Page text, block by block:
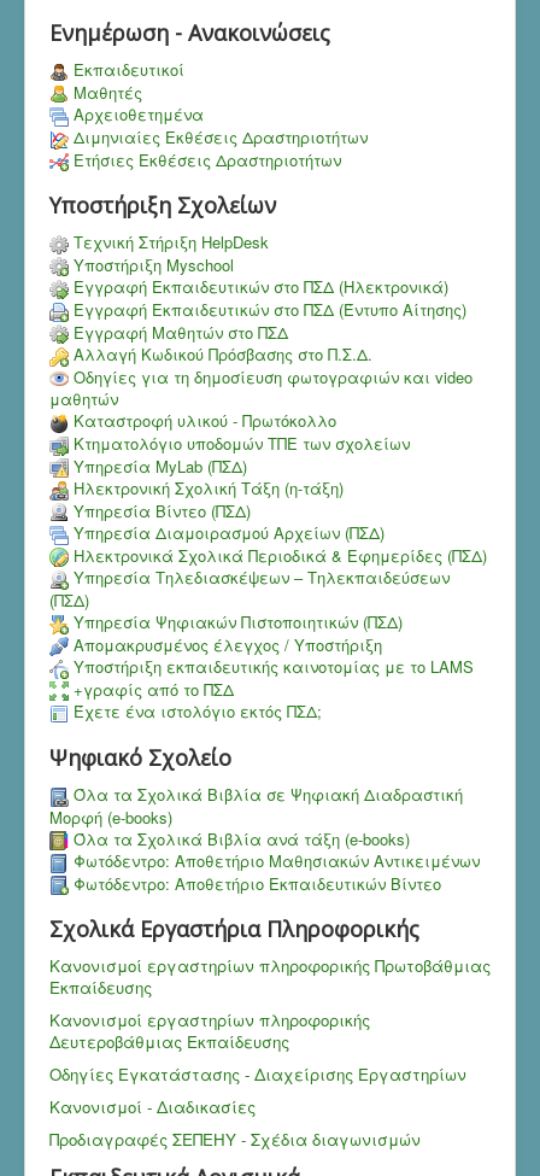
Ενημέρωση - Ανακοινώσεις
Εκπαιδευτικοί
Μαθητές
Αρχειοθετημένα
Διμηνιαίες Εκθέσεις Δραστηριοτήτων
Ετήσιες Εκθέσεις Δραστηριοτήτων
Υποστήριξη Σχολείων
Τεχνική Στήριξη HelpDesk
Υποστήριξη Myschool
Εγγραφή Εκπαιδευτικών στο ΠΣΔ (Ηλεκτρονικά)
Εγγραφή Εκπαιδευτικών στο ΠΣΔ (Έντυπο Αίτησης)
Εγγραφή Μαθητών στο ΠΣΔ
Αλλαγή Κωδικού Πρόσβασης στο Π.Σ.Δ.
Οδηγίες για τη δημοσίευση φωτογραφιών και video
μαθητών
Καταστροφή υλικού - Πρωτόκολλο
Κτηματολόγιο υποδομών ΤΠΕ των σχολείων
Υπηρεσία MyLab (ΠΣΔ)
Ηλεκτρονική Σχολική Τάξη (η-τάξη)
Υπηρεσία Bίντεο (ΠΣΔ)
Υπηρεσία Διαμοιρασμού Αρχείων (ΠΣΔ)
Ηλεκτρονικά Σχολικά Περιοδικά & Εφημερίδες (ΠΣΔ)
Υπηρεσία Τηλεδιασκέψεων – Τηλεκπαιδεύσεων
(ΠΣΔ)
Υπηρεσία Ψηφιακών Πιστοποιητικών (ΠΣΔ)
Aπομακρυσμένος έλεγχος / Υποστήριξη
Υποστήριξη εκπαιδευτικής καινοτομίας με το LAMS
+γραφίς από το ΠΣΔ
Έχετε ένα ιστολόγιο εκτός ΠΣΔ;
Ψηφιακό Σχολείο
Όλα τα Σχολικά Βιβλία σε Ψηφιακή Διαδραστική
Μορφή (e-books)
Όλα τα Σχολικά Βιβλία ανά τάξη (e-books)
Φωτόδεντρο: Αποθετήριο Μαθησιακών Αντικειμένων
Φωτόδεντρο: Αποθετήριο Εκπαιδευτικών Βίντεο
Σχολικά Εργαστήρια Πληροφορικής
Κανονισμοί εργαστηρίων πληροφορικής Πρωτοβάθμιας
Εκπαίδευσης
Κανονισμοί εργαστηρίων πληροφορικής
Δευτεροβάθμιας Εκπαίδευσης
Οδηγίες Εγκατάστασης - Διαχείρισης Εργαστηρίων
Κανονισμοί - Διαδικασίες
Προδιαγραφές ΣΕΠΕΗΥ - Σχέδια διαγωνισμών